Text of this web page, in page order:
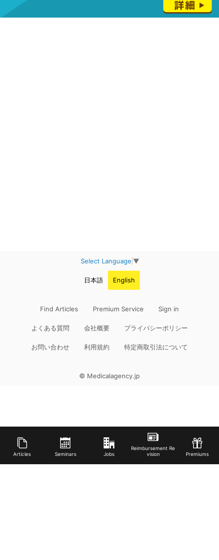
Articles Seminars Jobs
Reimbursement Re
vision
Premiums
Select Language ▼
日本語 English
Find Articles Premium Service Sign in
よくある質問 会社概要 プライバシーポリシー
お問い合わせ 利用規約 特定商取引法について
© Medicalagency.jp